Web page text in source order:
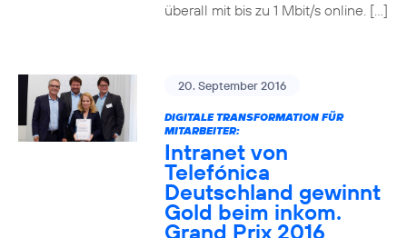
überall mit bis zu 1 Mbit/s online. […]
20. September 2016
DIGITALE TRANSFORMATION FÜR
MITARBEITER:
Intranet von
Telefónica
Deutschland gewinnt
Gold beim inkom.
Grand Prix 2016